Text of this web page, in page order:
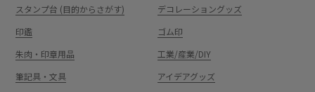
スタンプ台 (目的からさがす)
デコレーショングッズ
印鑑
ゴム印
朱肉・印章用品
工業/産業/DIY
筆記具・文具
アイデアグッズ